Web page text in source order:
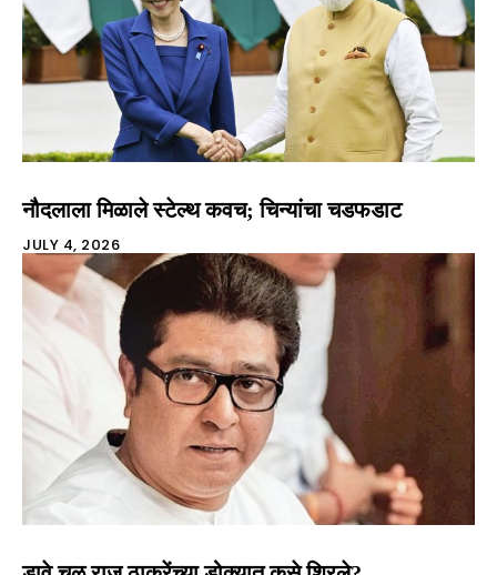
नौदलाला मिळाले स्टेल्थ कवच; चिन्यांचा चडफडाट
JULY 4, 2026